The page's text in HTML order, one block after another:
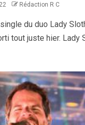
Rédaction R C
du duo Lady
tout juste hier. Lady